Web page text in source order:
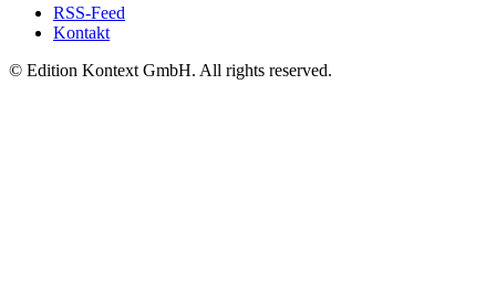
RSS-Feed
Kontakt
© Edition Kontext GmbH. All rights reserved.